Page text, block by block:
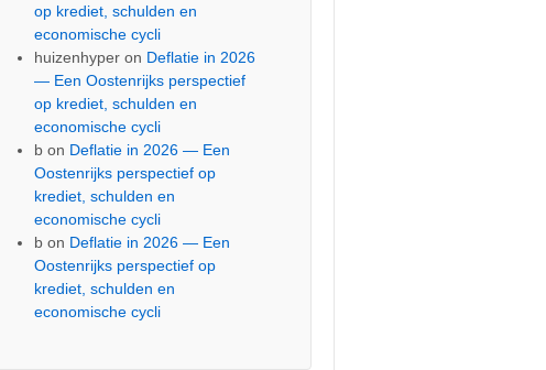
op krediet, schulden en
economische cycli
huizenhyper on Deflatie in 2026
— Een Oostenrijks perspectief
op krediet, schulden en
economische cycli
b on Deflatie in 2026 — Een
Oostenrijks perspectief op
krediet, schulden en
economische cycli
b on Deflatie in 2026 — Een
Oostenrijks perspectief op
krediet, schulden en
economische cycli